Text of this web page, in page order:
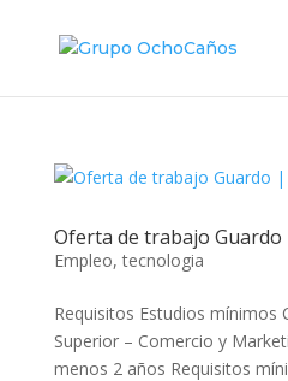
Oferta de trabajo
Empleo,tecnologia
Requisitos Estudios mínimos
Superior – Comercio y
menos 2 años Requisitos